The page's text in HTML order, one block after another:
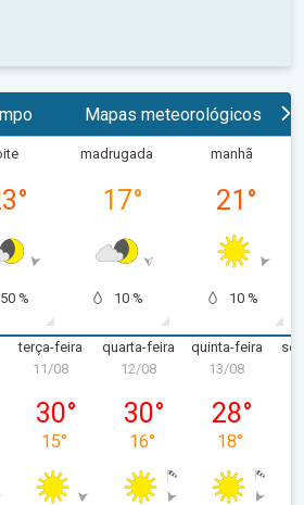
Mapas meteorológicos
°
50 %
madrugada
17°
10 %
manhã
21 °
10 %
feira, 10/08
terça-feira
terça-feira, 11/08
11/08
30°
15°
quarta-feira
quarta-feira, 12/08
12/08
30°
16°
quinta-feira
13/08
28°
18°